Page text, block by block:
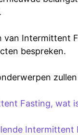
van Intermittent
bespreken.
Fasting, wat
Intermittent